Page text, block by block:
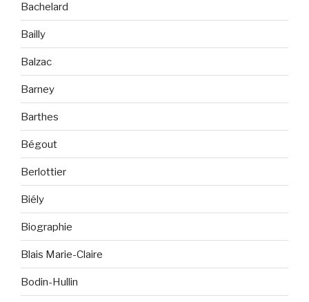
Bachelard
Bailly
Balzac
Barney
Barthes
Bégout
Berlottier
Biély
Biographie
Blais Marie-Claire
Bodin-Hullin